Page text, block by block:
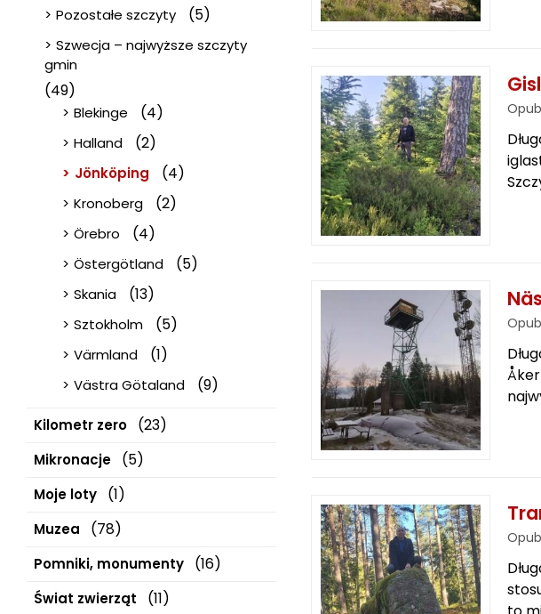
Pozostałe szczyty (5)
Szwecja – najwyższe szczyty
gmin
(49)
Blekinge (4)
Halland (2)
Jönköping (4)
Kronoberg (2)
Örebro (4)
Östergötland (5)
Skania (13)
Sztokholm (5)
Värmland (1)
Västra Götaland (9)
Kilometr zero (23)
Mikronacje (5)
Moje loty (1)
Muzea (78)
Pomniki, monumenty (16)
Świat zwierząt (11)